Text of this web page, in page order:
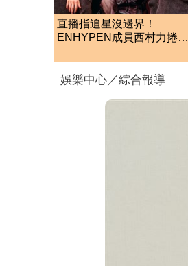
直播指追星沒邊界！
ENHYPEN成員西村力捲輕
絲
娛樂中心／綜合報導